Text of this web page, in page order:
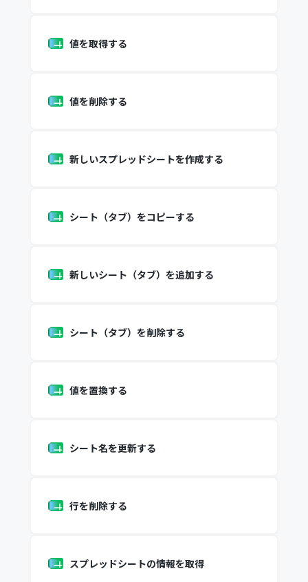
値を取得する
値を削除する
新しいスプレッドシートを作成する
シート（タブ）をコピーする
新しいシート（タブ）を追加する
シート（タブ）を削除する
値を置換する
シート名を更新する
行を削除する
スプレッドシートの情報を取得